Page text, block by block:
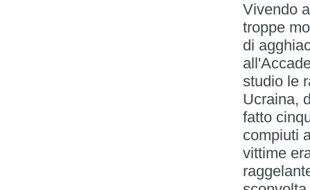
Vivendo
troppe
di
studio le
Ucraina,
fatto
compiuti
vittime